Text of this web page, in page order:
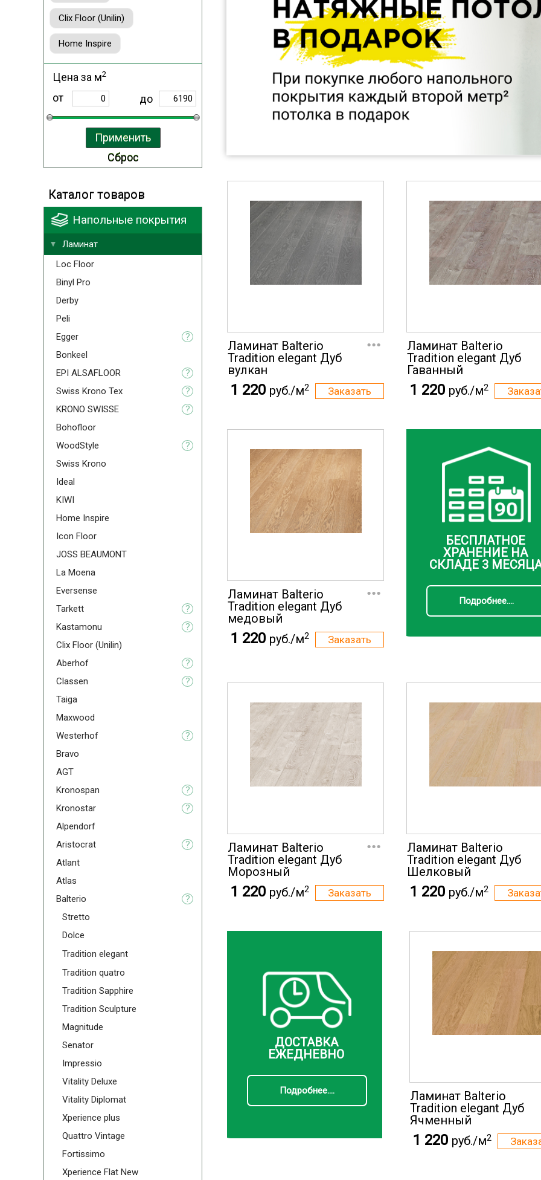
Ламинат Balterio
Tradition elegant Дуб
вулкан
...
1 220 руб./м2
Ламинат Balterio
Tradition elegant Дуб
Гаванный
1 220 руб./м2
Ламинат Balterio
Tradition elegant Дуб
медовый
...
1 220 руб./м2
БЕСПЛАТНОЕ
ХРАНЕНИЕ НА
СКЛАДЕ 3
Подробнее....
Ламинат Balterio
Tradition elegant Дуб
Морозный
...
1 220 руб./м2
Ламинат Balterio
Tradition elegant Дуб
Шелковый
1 220 руб./м2
ДОСТАВКА
ЕЖЕДНЕВНО
Подробнее....
Ламинат Balterio
Tradition elegant Дуб
Ячменный
1 220 руб./м2
Clix Floor (Unilin)
Home Inspire
Цена за м2
от до
Каталог товаров
Напольные покрытия
Ламинат
Loc Floor
Binyl Pro
Derby
Peli
Egger
?
Bonkeel
EPI ALSAFLOOR
?
Swiss Krono Tex
?
KRONO SWISSE
?
Bohofloor
WoodStyle
?
Swiss Krono
Ideal
KIWI
Home Inspire
Icon Floor
JOSS BEAUMONT
La Moena
Eversense
Tarkett
?
Kastamonu
?
Clix Floor (Unilin)
Aberhof
?
Classen
?
Taiga
Maxwood
Westerhof
?
Bravo
AGT
Kronospan
?
Kronostar
?
Alpendorf
Aristoсrat
?
Atlant
Atlas
Balterio
?
Stretto
Dolce
Tradition elegant
Tradition quatro
Tradition Sapphire
Tradition Sculpture
Magnitude
Senator
Impressio
Vitality Deluxe
Vitality Diplomat
Xperience plus
Quattro Vintage
Fortissimo
Xperience Flat New